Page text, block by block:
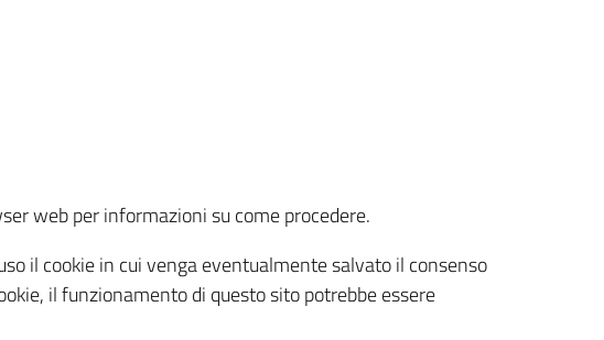
web per informazioni su come procedere.
il cookie in cui venga eventualmente salvato il consenso
il funzionamento di questo sito potrebbe essere